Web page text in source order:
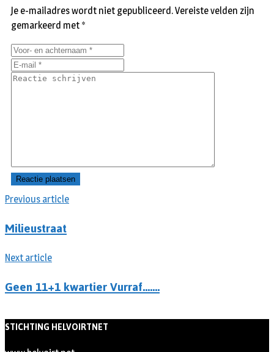
Previous article
Milieustraat
Next article
Geen 11+1 kwartier Vurraf…….
Je e-mailadres wordt niet gepubliceerd.Vereiste velden zijn
gemarkeerd met *
STICHTING HELVOIRTNET